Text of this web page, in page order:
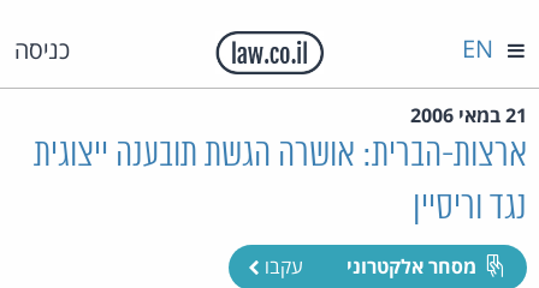
כניסה EN
21 במאי 2006
ארצות-הברית: אושרה הגשת תובענה ייצוגית
נגד וריסיין
מסחר אלקטרוני עקבו